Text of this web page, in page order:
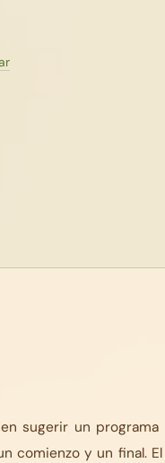
sugerir un
comienzo y un final.